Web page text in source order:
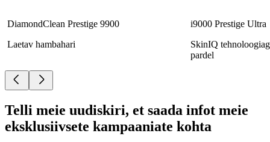
DiamondClean Prestige 9900
Laetav hambahari
i9000 Prestige Ultra
SkinIQ
pardel
Telli meie uudiskiri, et saada infot meie
eksklusiivsete kampaaniate kohta